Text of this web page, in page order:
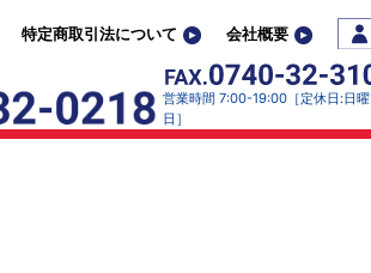
特定商取引法について 会社概要
営業時間 7:00-19:00［定休日:日曜
日］